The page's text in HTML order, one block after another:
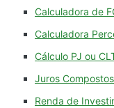
Calculadora de
Calculadora
Cálculo PJ ou
Juros Compostos
Renda de